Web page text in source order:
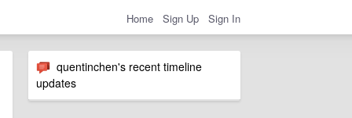
Home Sign Up Sign In
quentinchen's recent timeline
updates